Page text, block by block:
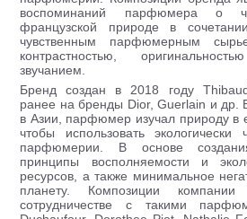
воспоминаний парфюмера о
французской природе в
чувственным парфюмерным
контрастностью,
звучанием.
Бренд создан в 2018 году
ранее на бренды Dior, Guerlain и др.
в Азии, парфюмер изучал природу в
чтобы использовать
парфюмерии. В основе
принципы восполняемости и
ресурсов, а также минимальное
планету. Композиции компании
сотрудничестве с такими